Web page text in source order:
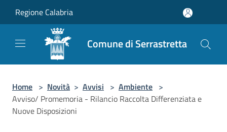
Regione Calabria
Comune di Serrastretta
Home > Novità > Avvisi > Ambiente >
Avviso/ Promemoria - Rilancio Raccolta Differenziata e
Nuove Disposizioni